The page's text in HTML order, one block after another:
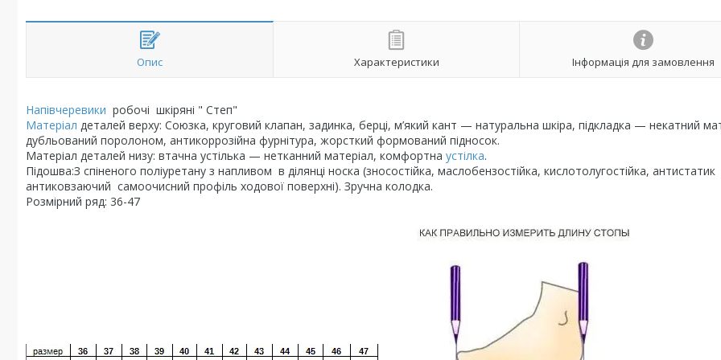
Опис Характеристики Інформація для замовлення
Напівчеревики робочі шкіряні " Степ"
Матеріал деталей верху: Союзка, круговий клапан, задинка, берці, м’який кант — натуральна шкіра, підкладка — некатний
дубльований поролоном, антикоррозійна фурнітура, жорсткий формований підносок.
Матеріал деталей низу: втачна устілька — нетканний матеріал, комфортна устілка.
Підошва:З спіненого поліуретану з напливом в ділянці носка (зносостійка, маслобензостійка, кислотолугостійка, антистатик
антиковзаючий самоочисний профіль ходової поверхні). Зручна колодка.
Розмірний ряд: 36-47